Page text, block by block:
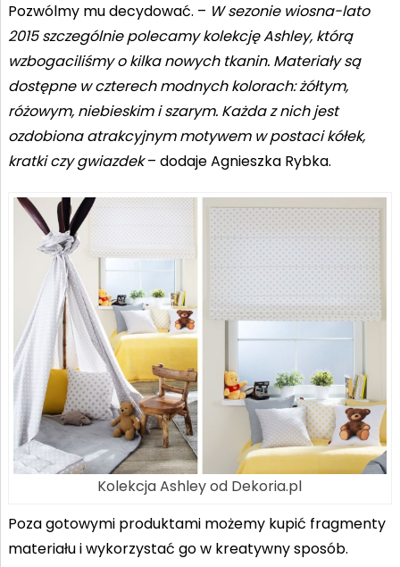
Pozwólmy mu decydować. – W sezonie wiosna-lato
2015 szczególnie polecamy kolekcję Ashley, którą
wzbogaciliśmy o kilka nowych tkanin. Materiały są
dostępne w czterech modnych kolorach: żółtym,
różowym, niebieskim i szarym. Każda z nich jest
ozdobiona atrakcyjnym motywem w postaci kółek,
kratki czy gwiazdek– dodaje Agnieszka Rybka.
Kolekcja Ashley od Dekoria.pl
Poza gotowymi produktami możemy kupić fragmenty
materiału i wykorzystać go w kreatywny sposób.